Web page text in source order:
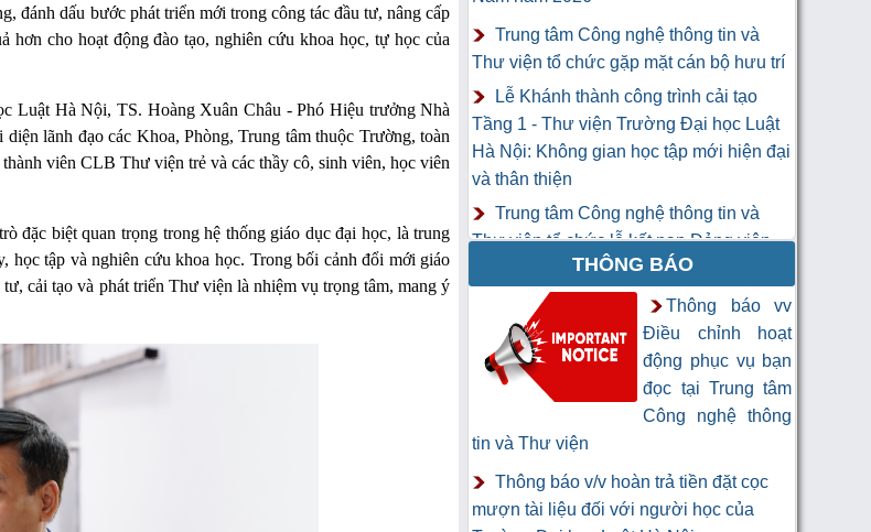
dấu bước phát triển mới trong công tác đầu tư, nâng cấp
cho hoạt động đào tạo, nghiên cứu khoa học, tự học của
Hà Nội, TS. Hoàng Xuân Châu - Phó Hiệu trưởng Nhà
lãnh đạo các Khoa, Phòng, Trung tâm thuộc Trường, toàn
viên CLB Thư viện trẻ và các thầy cô, sinh viên, học viên
đặc biệt quan trọng trong hệ thống giáo dục đại học, là trung
học tập và nghiên cứu khoa học. Trong bối cảnh đổi mới giáo
cải tạo và phát triển Thư viện là nhiệm vụ trọng tâm, mang ý
Trung tâm Công nghệ thông tin và
Thư viện tổ chức gặp mặt cán bộ hưu trí
Lễ Khánh thành công trình cải tạo
Tầng 1 - Thư viện Trường Đại học Luật
Hà Nội: Không gian học tập mới hiện đại
và thân thiện
Trung tâm Công nghệ thông tin và
Thư viện tổ chức lễ kết nạp Đảng viên
Khai mạc Khóa học “Trí tuệ nhân tạo
cho chuyên gia thông tin và thư viện”
THÔNG BÁO
Thông báo vv
Điều chỉnh hoạt
động phục vụ bạn
đọc tại Trung tâm
Công nghệ thông
tin và Thư viện
Thông báo v/v hoàn trả tiền đặt cọc
mượn tài liệu đối với người học của